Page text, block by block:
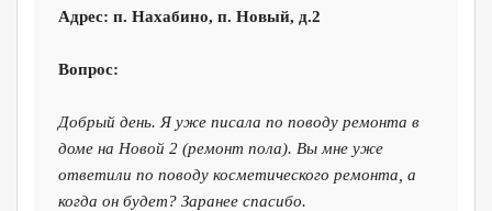
Адрес: п. Нахабино, п. Новый, д.2
Вопрос:
Добрый день. Я уже писала по поводу ремонта в
доме на Новой 2 (ремонт пола). Вы мне уже
ответили по поводу косметического ремонта, а
когда он будет? Заранее спасибо.